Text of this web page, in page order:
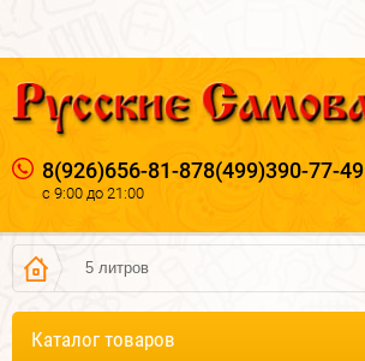
8(926)656-81-878(499)390-77-49
с 9:00 до 21:00
5 литров
Каталог товаров